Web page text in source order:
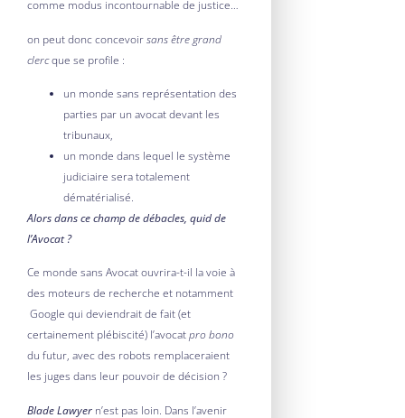
comme modus incontournable de justice…
on peut donc concevoir sans être grand
clercque se profile :
un monde sans représentation des
parties par un avocat devant les
tribunaux,
un monde dans lequel le système
judiciaire sera totalement
dématérialisé.
Alors dans ce champ de débacles, quid de
l’Avocat ?
Ce monde sans Avocat ouvrira-t-il la voie à
des moteurs de recherche et notamment
Google qui deviendrait de fait (et
certainement plébiscité) l’avocat pro bono
du futur, avec des robots remplaceraient
les juges dans leur pouvoir de décision ?
Blade Lawyer n’est pas loin. Dans l’avenir